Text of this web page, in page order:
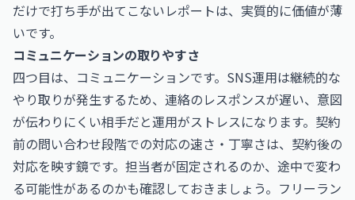
だけで打ち手が出てこないレポートは、実質的に価値が薄
いです。
コミュニケーションの取りやすさ
四つ目は、コミュニケーションです。SNS運用は継続的な
やり取りが発生するため、連絡のレスポンスが遅い、意図
が伝わりにくい相手だと運用がストレスになります。契約
前の問い合わせ段階での対応の速さ・丁寧さは、契約後の
対応を映す鏡です。担当者が固定されるのか、途中で変わ
る可能性があるのかも確認しておきましょう。フリーラン